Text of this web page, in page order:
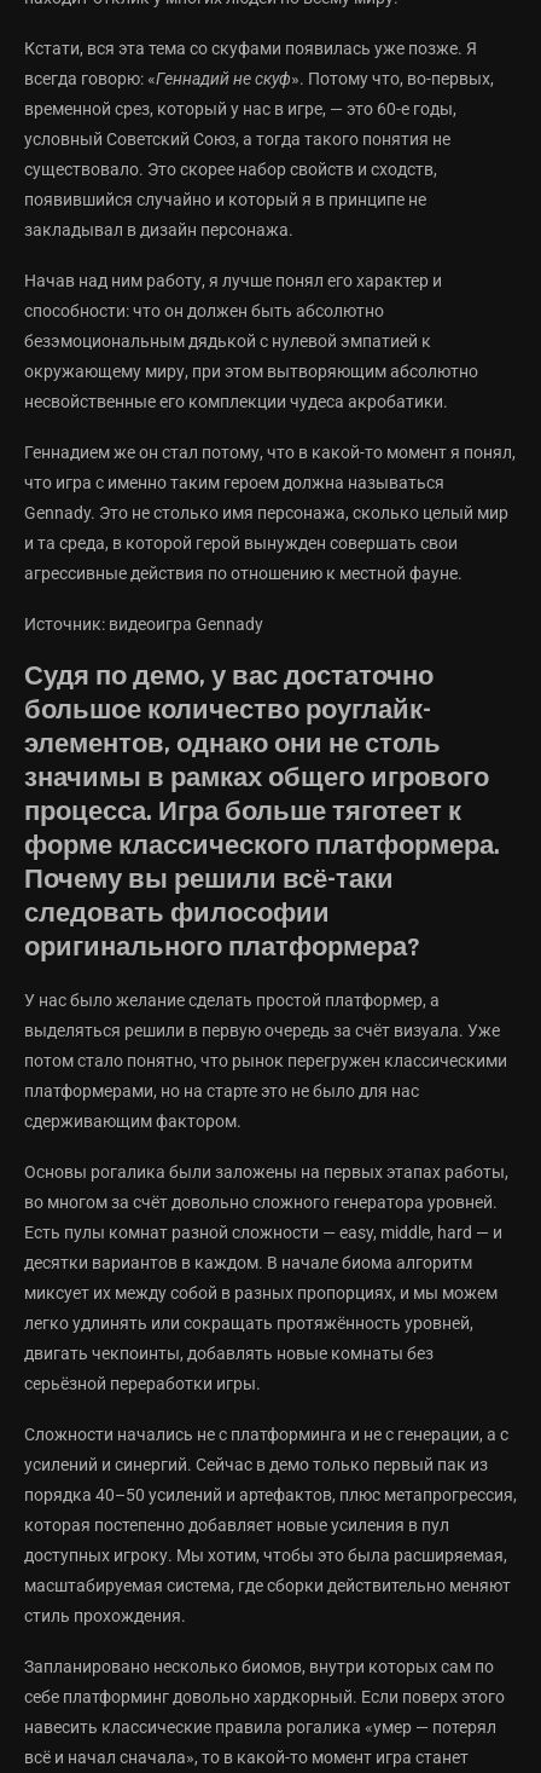
Кстати, вся эта тема со скуфами появилась уже позже. Я
всегда говорю: «Геннадий не скуф». Потому что, во-первых,
временной срез, который у нас в игре, — это 60-е годы,
условный Советский Союз, а тогда такого понятия не
существовало. Это скорее набор свойств и сходств,
появившийся случайно и который я в принципе не
закладывал в дизайн персонажа.
Начав над ним работу, я лучше понял его характер и
способности: что он должен быть абсолютно
безэмоциональным дядькой с нулевой эмпатией к
окружающему миру, при этом вытворяющим абсолютно
несвойственные его комплекции чудеса акробатики.
Геннадием же он стал потому, что в какой-то момент я понял,
что игра с именно таким героем должна называться
Gennady. Это не столько имя персонажа, сколько целый мир
и та среда, в которой герой вынужден совершать свои
агрессивные действия по отношению к местной фауне.
Источник: видеоигра Gennady
Судя по демо, у вас достаточно
большое количество роуглайк-
элементов, однако они не столь
значимы в рамках общего игрового
процесса. Игра больше тяготеет к
форме классического платформера.
Почему вы решили всё-таки
следовать философии
оригинального платформера?
У нас было желание сделать простой платформер, а
выделяться решили в первую очередь за счёт визуала. Уже
потом стало понятно, что рынок перегружен классическими
платформерами, но на старте это не было для нас
сдерживающим фактором.
Основы рогалика были заложены на первых этапах работы,
во многом за счёт довольно сложного генератора уровней.
Есть пулы комнат разной сложности — easy, middle, hard — и
десятки вариантов в каждом. В начале биома алгоритм
миксует их между собой в разных пропорциях, и мы можем
легко удлинять или сокращать протяжённость уровней,
двигать чекпоинты, добавлять новые комнаты без
серьёзной переработки игры.
Сложности начались не с платформинга и не с генерации, а с
усилений и синергий. Сейчас в демо только первый пак из
порядка 40–50 усилений и артефактов, плюс метапрогрессия,
которая постепенно добавляет новые усиления в пул
доступных игроку. Мы хотим, чтобы это была расширяемая,
масштабируемая система, где сборки действительно меняют
стиль прохождения.
Запланировано несколько биомов, внутри которых сам по
себе платформинг довольно хардкорный. Если поверх этого
навесить классические правила рогалика «умер — потерял
всё и начал сначала», то в какой-то момент игра станет